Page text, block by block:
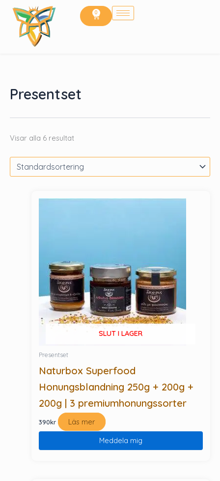
Hoppa
innehåll
0
Cart
Presentset
Visar alla 6 resultat
SLUT I LAGER
Presentset
Naturbox Superfood
Honungsblandning 250g + 200g +
200g | 3 premiumhonungssorter
390kr Läs mer
Meddela mig